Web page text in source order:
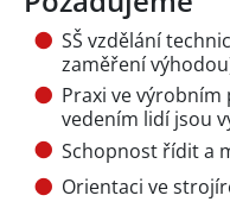
SŠ vzdělání
zaměření
Praxi ve
vedením lidí jsou
Schopnost řídit a
Orientaci ve